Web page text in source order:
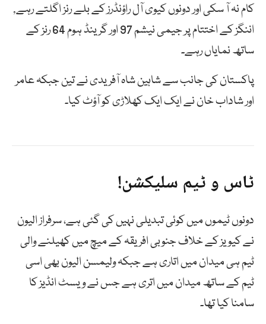
کام نہ آ سکی اور دونوں کیوی آل راؤنڈرز کے بلے رنز اگلتے رہے,
اننگز کے اختتام پر جیمی نیشم 97 اور گرینڈ ہوم 64 رنز کے
ساتھ نمایاں رہے۔
پاکستان کی جانب سے شاہین شاہ آفریدی نے تین جبکہ عامر
اور شاداب خان نے ایک ایک کھلاڑی کو آؤٹ کیا۔
ٹاس و ٹیم سلیکشن!
دونوں ٹیموں میں کوئی تبدیلی نہیں کی گئی ہے، سرفراز الیون
نے کیویز کے خلاف جنوبی افریقہ کے میچ میں کھیلنے والی
ٹیم ہی میدان میں اتاری ہے جبکہ ولیمسن الیون بھی اسی
ٹیم کے ساتھ میدان میں اتری ہے جس نے ویسٹ انڈیز کا
سامنا کیا تھا۔